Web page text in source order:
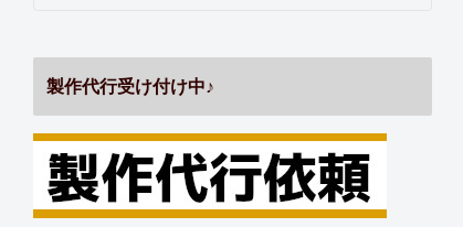
製作代行受け付け中♪